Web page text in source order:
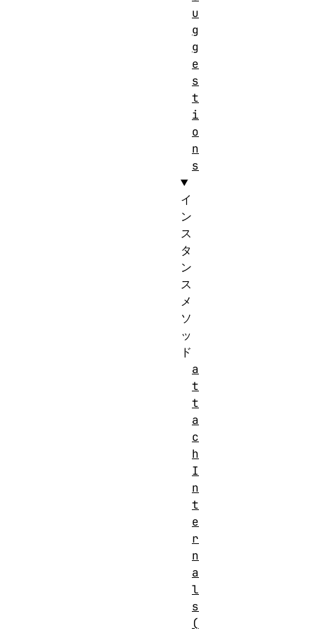
u
g
g
e
s
t
i
o
n
s
イ
ン
ス
タ
ン
ス
メ
ソ
ッ
ド
a
t
t
a
c
h
I
n
t
e
r
n
a
l
s
(